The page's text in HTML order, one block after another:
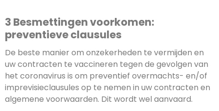
3 Besmettingen voorkomen:
preventieve clausules
De beste manier om onzekerheden te vermijden en
uw contracten te vaccineren tegen de gevolgen van
het coronavirus is om preventief overmachts- en/of
imprevisieclausules op te nemen in uw contracten en
algemene voorwaarden. Dit wordt wel aanvaard.